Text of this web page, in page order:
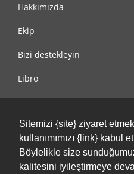
Sitemizi {site} ziyaret
kullanımımızı {link} kabul
Böylelikle size
kalitesini iyileştirmeye
Hakkımızda
Ekip
Bizi destekleyin
Libro
Kullanım Koşulları
Bize ulaşın